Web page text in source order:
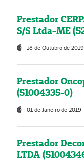
Prestador
S/S Ltda-ME
18 de Outubro de 2019
Prestador
(51004335-0)
01 de Janeiro de 2019
Prestador
LTDA